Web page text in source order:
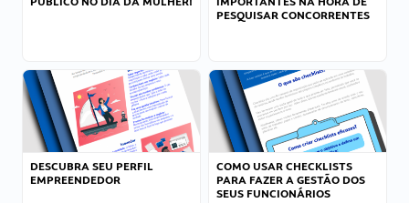
PESQUISAR CONCORRENTES
DESCUBRA SEU PERFIL
EMPREENDEDOR
COMO USAR CHECKLISTS
PARA FAZER A GESTÃO DOS
SEUS FUNCIONÁRIOS